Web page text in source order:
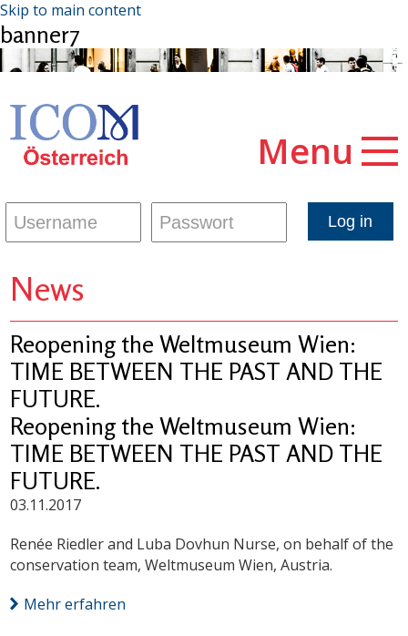
Skip to main content
banner7
Menu
News
Reopening the Weltmuseum Wien:
TIME BETWEEN THE PAST AND THE
FUTURE.
Reopening the Weltmuseum Wien:
TIME BETWEEN THE PAST AND THE
FUTURE.
03.11.2017
Renée Riedler and Luba Dovhun Nurse, on behalf of the
conservation team, Weltmuseum Wien, Austria.
Mehr erfahren